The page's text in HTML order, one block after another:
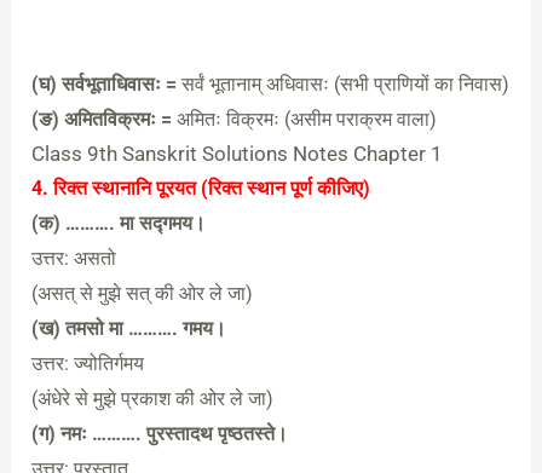
(घ) सर्वभूताधिवासः = सर्वं भूतानाम् अधिवासः (सभी प्राणियों का निवास)
(ङ) अमितविक्रमः = अमितः विक्रमः (असीम पराक्रम वाला)
Class 9th Sanskrit Solutions Notes Chapter 1
4. रिक्त स्थानानि पूरयत (रिक्त स्थान पूर्ण कीजिए)
(क) ………. मा सद्गमय।
उत्तर: असतो
(असत् से मुझे सत् की ओर ले जा)
(ख) तमसो मा ………. गमय।
उत्तर: ज्योतिर्गमय
(अंधेरे से मुझे प्रकाश की ओर ले जा)
(ग) नमः ………. पुरस्तादथ पृष्ठतस्ते।